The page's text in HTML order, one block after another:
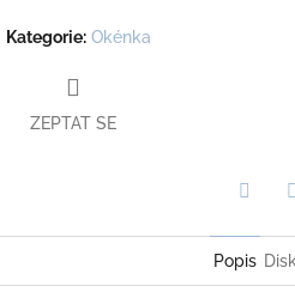
Kategorie: Okénka
ZEPTAT SE
Popis